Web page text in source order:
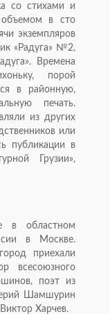
со стихами и
объемом в сто
экземпляров
«Радуга» №2,
Времена
порой
в районную,
печать.
из других
или
публикации в
Грузии»,
в областном
в Москве.
приехали
всесоюзного
поэт из
Шамшурин
Харчев.